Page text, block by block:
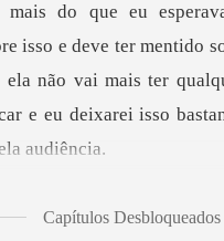
isso e deve ter mentido
ela não vai mais ter qual
Capítulos Desbloqueados